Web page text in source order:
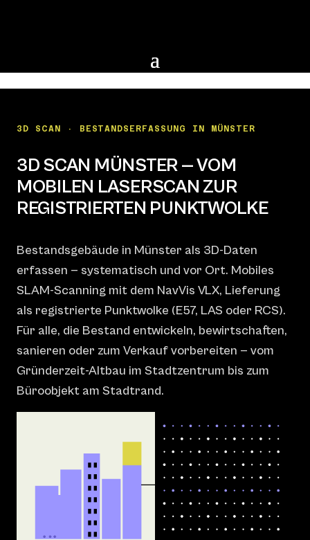
3D SCAN · BESTANDSERFASSUNG IN MÜNSTER
3D SCAN MÜNSTER — VOM
MOBILEN LASERSCAN ZUR
REGISTRIERTEN PUNKTWOLKE
Bestandsgebäude in Münster als 3D-Daten
erfassen — systematisch und vor Ort. Mobiles
SLAM-Scanning mit dem NavVis VLX, Lieferung
als registrierte Punktwolke (E57, LAS oder RCS).
Für alle, die Bestand entwickeln, bewirtschaften,
sanieren oder zum Verkauf vorbereiten — vom
Gründerzeit-Altbau im Stadtzentrum bis zum
Büroobjekt am Stadtrand.